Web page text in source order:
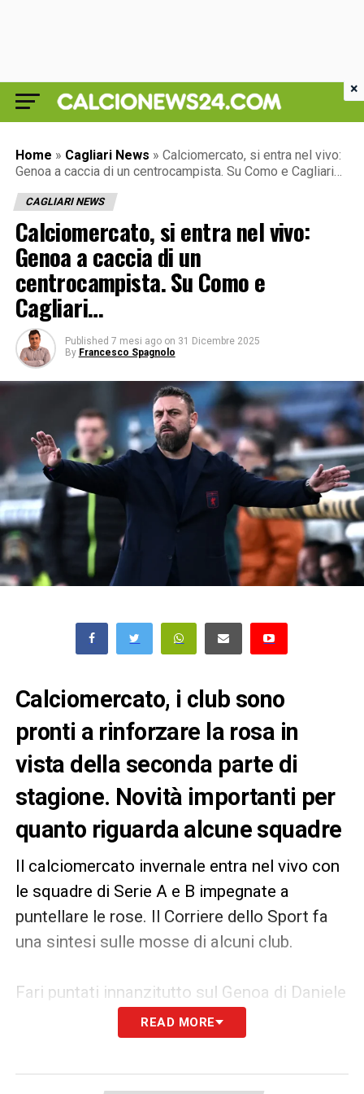
Home » Cagliari News » Calciomercato, si entra nel vivo:
Genoa a caccia di un centrocampista. Su Como e Cagliari…
CAGLIARI NEWS
Calciomercato, si entra nel vivo:
Genoa a caccia di un
centrocampista. Su Como e
Cagliari…
Published 7 mesi ago on 31 Dicembre 2025
By Francesco Spagnolo
Calciomercato, i club sono
pronti a rinforzare la rosa in
vista della seconda parte di
stagione. Novità importanti per
quanto riguarda alcune squadre
Il calciomercato invernale entra nel vivo con
le squadre di Serie A e B impegnate a
puntellare le rose. Il Corriere dello Sport fa
una sintesi sulle mosse di alcuni club.
Fari puntati innanzitutto sul Genoa di Daniele
De Rossi, al lavoro per rinforzare la squadra
in ogni settore. Per il centrocampo,
READ MORE
×